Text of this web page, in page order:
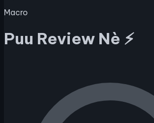
Macro
Puu Review Nè ⚡️